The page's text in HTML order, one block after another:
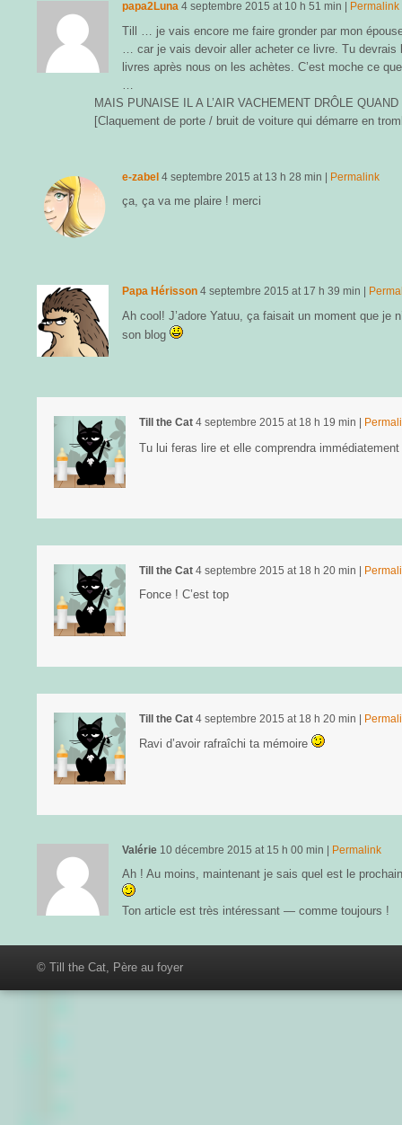
papa2Luna 4 septembre 2015 at 10 h 51 min Permalink
Till … je vais encore me faire gronder par mon
… car je vais devoir aller acheter ce livre. Tu devrais
livres après nous on les achètes. C’est moche ce
MAIS PUNAISE IL A L’AIR VACHEMENT DRÔLE
[Claquement de porte / bruit de voiture qui démarre en
e-zabel 4 septembre 2015 at 13 h 28 min | Permalink
ça, ça va me plaire ! merci
Papa Hérisson 4 septembre 2015 at 17 h 39 min
Ah cool! J’adore Yatuu, ça faisait un moment que je
son blog
Till the Cat 4 septembre 2015 at 18 h 19 min
Tu lui feras lire et elle comprendra immédiatement
Till the Cat 4 septembre 2015 at 18 h 20 min |
Fonce ! C’est top
Till the Cat 4 septembre 2015 at 18 h 20 min |
Ravi d’avoir rafraîchi ta mémoire
Valérie 10 décembre 2015 at 15 h 00 min | Permalink
Ah ! Au moins, maintenant je sais quel est le
Ton article est très intéressant — comme toujours !
© Till the Cat, Père au foyer